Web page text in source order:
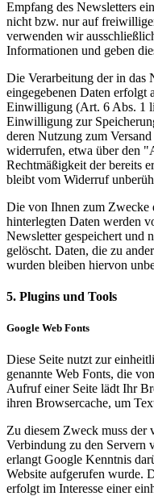
Empfang des Newsletters
nicht bzw. nur auf
verwenden wir
Informationen und geben
Die Verarbeitung der in das
eingegebenen Daten erfolgt
Einwilligung (Art. 6 Abs. 1
Einwilligung zur
deren Nutzung zum
widerrufen, etwa über den
Rechtmäßigkeit der bereits
bleibt vom Widerruf
Die von Ihnen zum Zwecke
hinterlegten Daten werden
Newsletter gespeichert und
gelöscht. Daten, die zu
wurden bleiben hiervon
5. Plugins und Tools
Google Web Fonts
Diese Seite nutzt zur
genannte Web Fonts, die
Aufruf einer Seite lädt Ihr
ihren Browsercache, um
Zu diesem Zweck muss der
Verbindung zu den Servern
erlangt Google Kenntnis
Website aufgerufen wurde.
erfolgt im Interesse einer